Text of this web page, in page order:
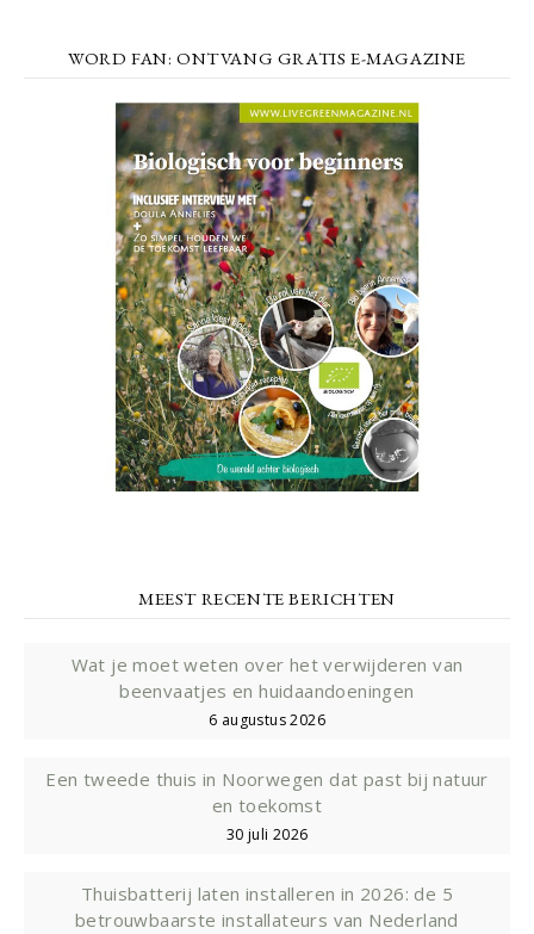
WORD FAN: ONTVANG GRATIS E-MAGAZINE
MEEST RECENTE BERICHTEN
Wat je moet weten over het verwijderen van
beenvaatjes en huidaandoeningen
6 augustus 2026
Een tweede thuis in Noorwegen dat past bij natuur
en toekomst
30 juli 2026
Thuisbatterij laten installeren in 2026: de 5
betrouwbaarste installateurs van Nederland